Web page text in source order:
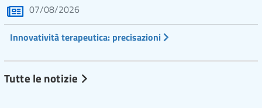
07/08/2026
Innovatività terapeutica: precisazioni
Tutte le notizie